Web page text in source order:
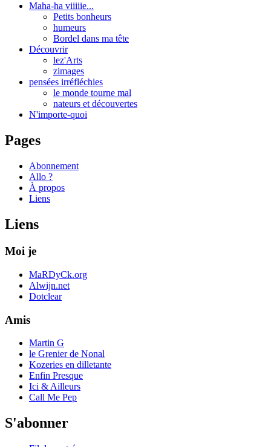
Maha-ha viiiiie...
Petits bonheurs
humeurs
Bordel dans ma tête
Découvrir
lez'Arts
zimages
pensées irréfléchies
le monde tourne mal
nateurs et découvertes
N'importe-quoi
Pages
Abonnement
Allo ?
À propos
Liens
Liens
Moi je
MaRDyCk.org
Alwijn.net
Dotclear
Amis
Martin G
le Grenier de Nonal
Kozeries en dilletante
Enfin Presque
Ici & Ailleurs
Call Me Pep
S'abonner